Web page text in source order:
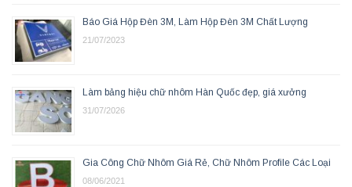
Báo Giá Hộp Đèn 3M, Làm Hộp Đèn 3M Chất Lượng
21/07/2023
Làm bảng hiệu chữ nhôm Hàn Quốc đẹp, giá xưởng
31/07/2026
Gia Công Chữ Nhôm Giá Rẻ, Chữ Nhôm Profile Các Loại
08/06/2021